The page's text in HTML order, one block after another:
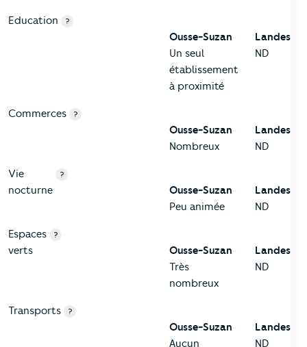
Education ?
Ousse-Suzan
Un seul
établissement
à proximité
Landes
ND
Commerces ?
Ousse-Suzan
Nombreux
Landes
ND
Vie
nocturne
?
Ousse-Suzan
Peu animée
Landes
ND
Espaces
verts
?
Ousse-Suzan
Très
nombreux
Landes
ND
Transports ?
Ousse-Suzan
Aucun
Landes
ND